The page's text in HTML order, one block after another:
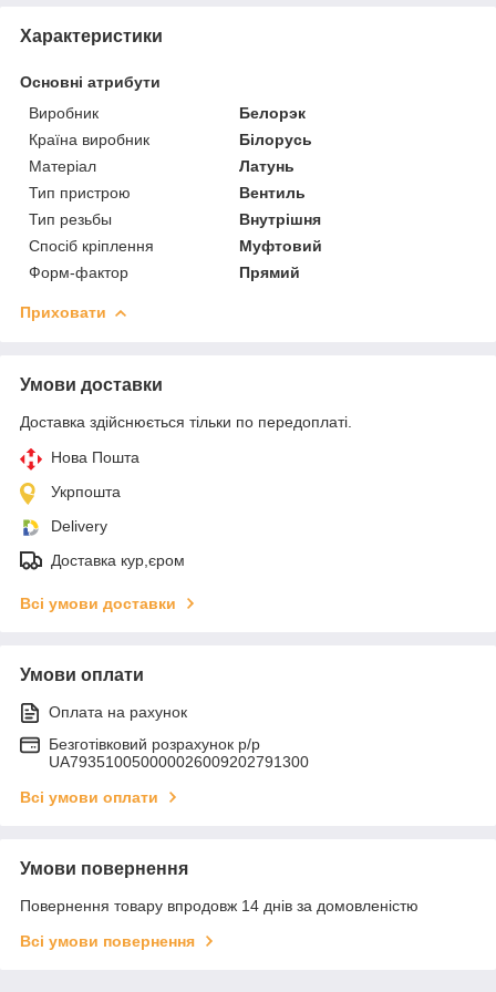
Характеристики
Основні атрибути
Виробник
Белорэк
Країна виробник
Білорусь
Матеріал
Латунь
Тип пристрою
Вентиль
Тип резьбы
Внутрішня
Спосіб кріплення
Муфтовий
Форм-фактор
Прямий
Приховати
Умови доставки
Доставка здійснюється тільки по передоплаті.
Нова Пошта
Укрпошта
Delivery
Доставка кур,єром
Всі умови доставки
Умови оплати
Оплата на рахунок
Безготівковий розрахунок р/р
UA793510050000026009202791300
Всі умови оплати
Умови повернення
Повернення товару впродовж 14 днів за домовленістю
Всі умови повернення